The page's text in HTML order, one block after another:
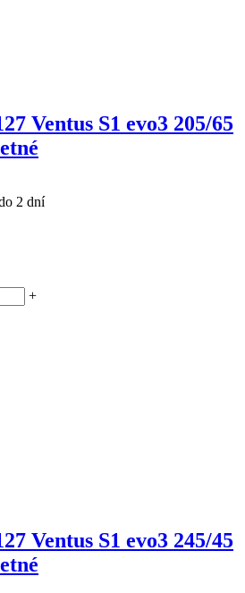
Ventus S1 evo3 205/65
2 dní
+
Ventus S1 evo3 245/45